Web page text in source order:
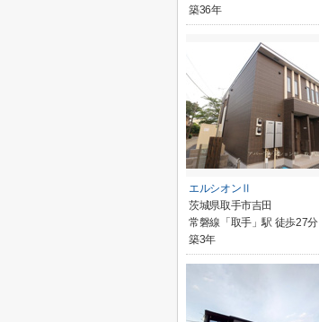
築36年
エルシオンⅡ
茨城県取手市吉田
常磐線「取手」駅 徒歩27分
築3年